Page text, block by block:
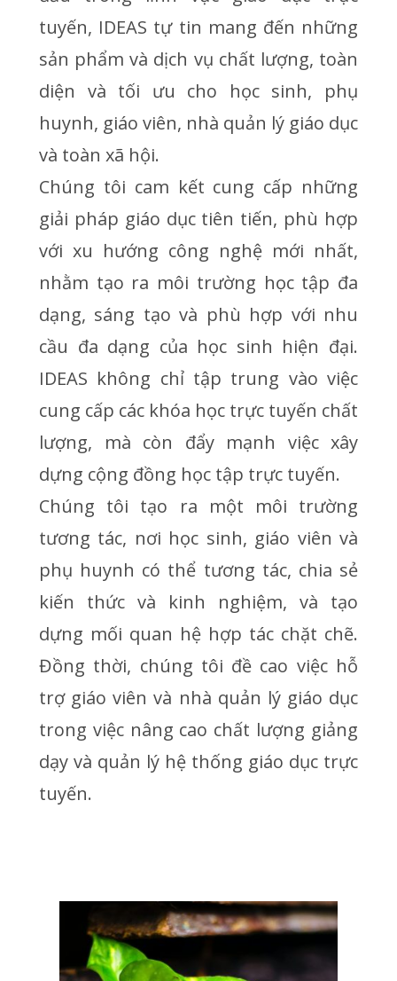
tuyến, IDEAS tự tin mang đến những
sản phẩm và dịch vụ chất lượng, toàn
diện và tối ưu cho học sinh, phụ
huynh, giáo viên, nhà quản lý giáo dục
và toàn xã hội.
Chúng tôi cam kết cung cấp những
giải pháp giáo dục tiên tiến, phù hợp
với xu hướng công nghệ mới nhất,
nhằm tạo ra môi trường học tập đa
dạng, sáng tạo và phù hợp với nhu
cầu đa dạng của học sinh hiện đại.
IDEAS không chỉ tập trung vào việc
cung cấp các khóa học trực tuyến chất
lượng, mà còn đẩy mạnh việc xây
dựng cộng đồng học tập trực tuyến.
Chúng tôi tạo ra một môi trường
tương tác, nơi học sinh, giáo viên và
phụ huynh có thể tương tác, chia sẻ
kiến thức và kinh nghiệm, và tạo
dựng mối quan hệ hợp tác chặt chẽ.
Đồng thời, chúng tôi đề cao việc hỗ
trợ giáo viên và nhà quản lý giáo dục
trong việc nâng cao chất lượng giảng
dạy và quản lý hệ thống giáo dục trực
tuyến.